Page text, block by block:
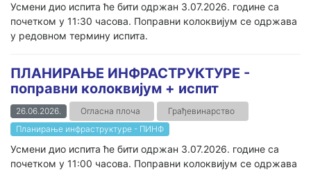
Усмени дио испита ће бити одржан 3.07.2026. године са
почетком у 11:30 часова. Поправни колоквијум се одржава
у редовном термину испита.
ПЛАНИРАЊЕ ИНФРАСТРУКТУРЕ -
поправни колоквијум + испит
26.06.2026. Огласна плоча
Грађевинарство
Планирање инфраструктуре - ПИНФ
Усмени дио испита ће бити одржан 3.07.2026. године са
почетком у 11:00 часова. Поправни колоквијум се одржава